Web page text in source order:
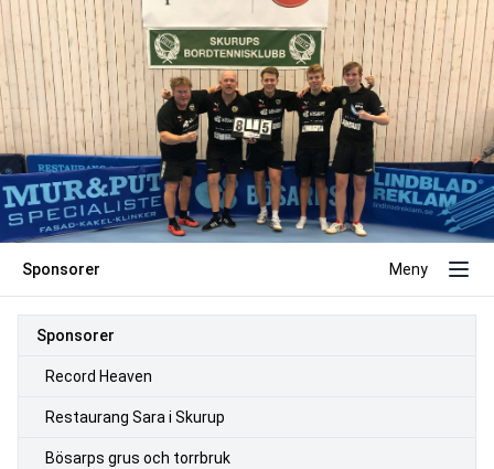
Sponsorer Meny
Sponsorer
Record Heaven
Restaurang Sara i Skurup
Bösarps grus och torrbruk